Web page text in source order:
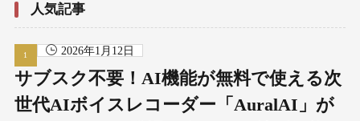
人気記事
2026年1月12日
サブスク不要！AI機能が無料で使える次
世代AIボイスレコーダー「AuralAI」が